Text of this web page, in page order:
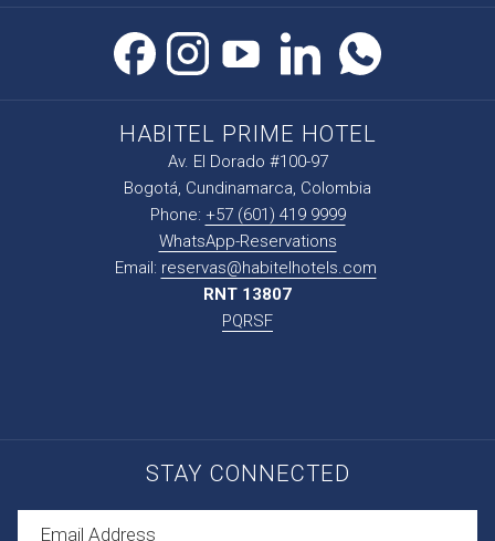
HABITEL PRIME HOTEL
Av. El Dorado #100-97
Bogotá, Cundinamarca, Colombia
Phone: +57 (601) 419 9999
WhatsApp-Reservations
Email: reservas@habitelhotels.com
RNT 13807
PQRSF
STAY CONNECTED